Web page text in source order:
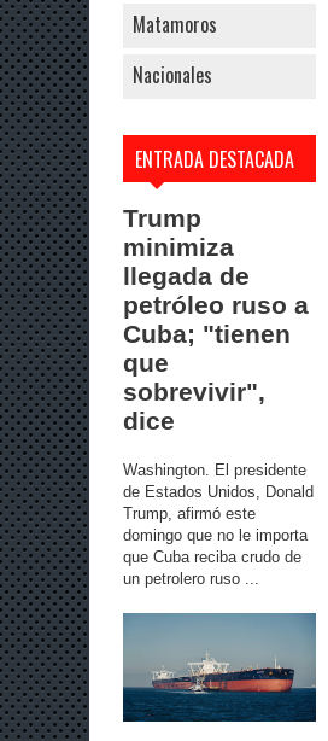
Matamoros
Nacionales
ENTRADA DESTACADA
Trump
minimiza
llegada de
petróleo ruso a
Cuba; "tienen
que
sobrevivir",
dice
Washington. El presidente
de Estados Unidos, Donald
Trump, afirmó este
domingo que no le importa
que Cuba reciba crudo de
un petrolero ruso ...